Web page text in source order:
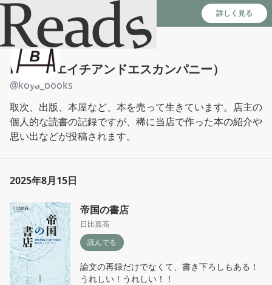
Reads - 読書のSNS＆記録アプリ 詳しく見る
H.A.B（エイチアンドエスカンパニー）
@koya_books
取次、出版、本屋など、本を売って生きています。店主の
個人的な読書の記録ですが、稀に当店で作った本の紹介や
思い出などが投稿されます。
2025年8月15日
帝国の書店
日比嘉高
読んでる
論文の再録だけでなくて、書き下ろしもある！
うれしい！うれしい！！